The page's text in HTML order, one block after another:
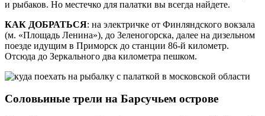
и рыбаков. Но местечко для палатки вы всегда найдете.
КАК ДОБРАТЬСЯ: на электричке от Финляндского вокзала
(м. «Площадь Ленина»), до Зеленогорска, далее на дизельном
поезде идущим в Приморск до станции 86-й километр.
Отсюда до Зеркального два километра пешком.
Соловьиные трели на Барсучьем острове